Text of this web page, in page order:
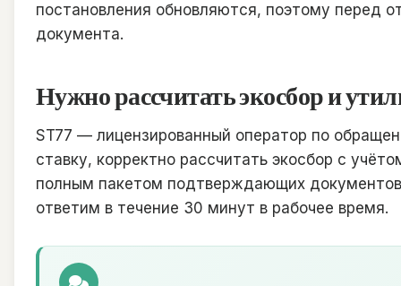
постановления обновляются, поэтому перед
документа.
Нужно рассчитать экосбор и
ST77 — лицензированный оператор по
ставку, корректно рассчитать экосбор с
полным пакетом подтверждающих
ответим в течение 30 минут в рабочее время.